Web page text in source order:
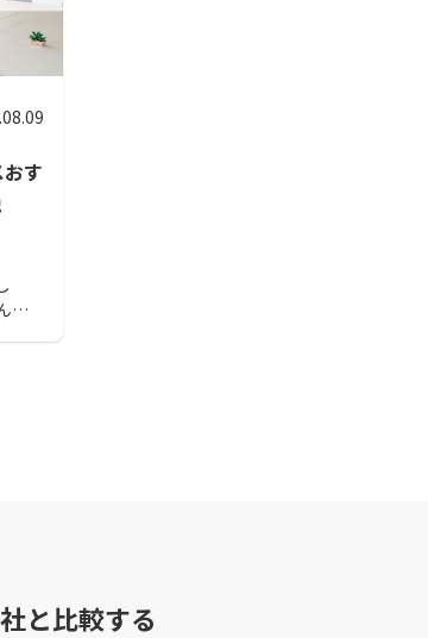
す
な
と比較する